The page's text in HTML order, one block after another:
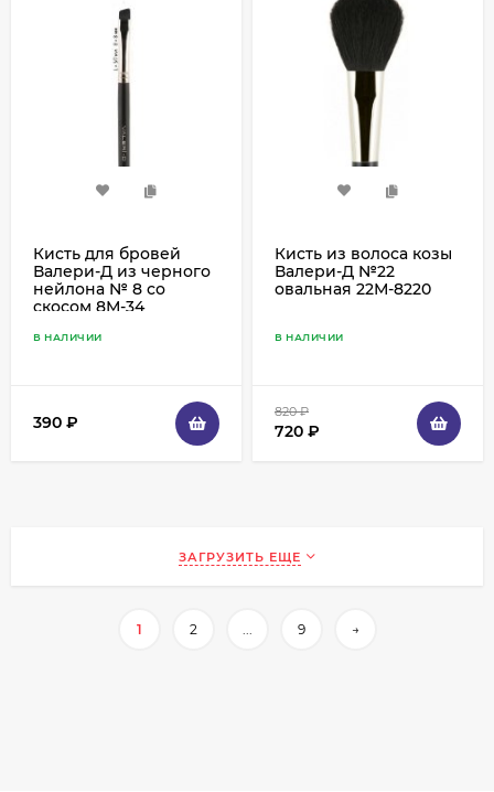
Кисть для бровей
Валери-Д из черного
нейлона № 8 со
скосом 8М-34
В НАЛИЧИИ
390 ₽
Кисть из волоса козы
Валери-Д №22
овальная 22М-8220
В НАЛИЧИИ
820₽
720 ₽
ЗАГРУЗИТЬ ЕЩЕ
1 2 9 →